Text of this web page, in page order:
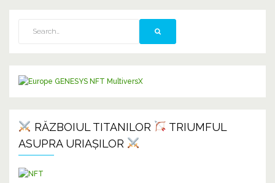
RĂZBOIUL TITANILOR
TRIUMFUL
ASUPRA URIAȘILOR